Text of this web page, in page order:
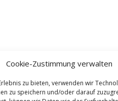
Cookie-Zustimmung verwalten
zu bieten, verwenden wir
zu speichern und/oder darauf